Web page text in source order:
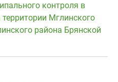
контроля в
Мглинского
района Брянской